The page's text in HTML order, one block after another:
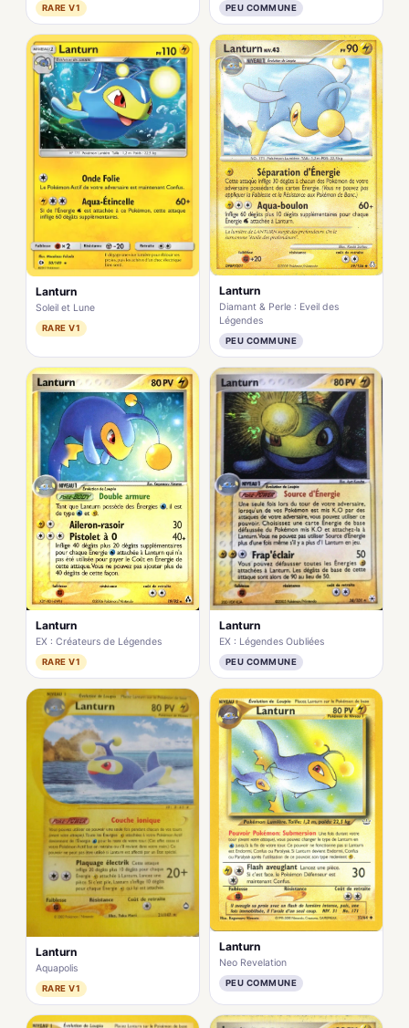
RARE V1 PEU COMMUNE
Lanturn
Soleil et Lune
RARE V1
Lanturn
Diamant & Perle : Eveil des
Légendes
PEU COMMUNE
Lanturn
EX : Créateurs de Légendes
RARE V1
Lanturn
EX : Légendes Oubliées
PEU COMMUNE
Lanturn
Aquapolis
RARE V1
Lanturn
Neo Revelation
PEU COMMUNE